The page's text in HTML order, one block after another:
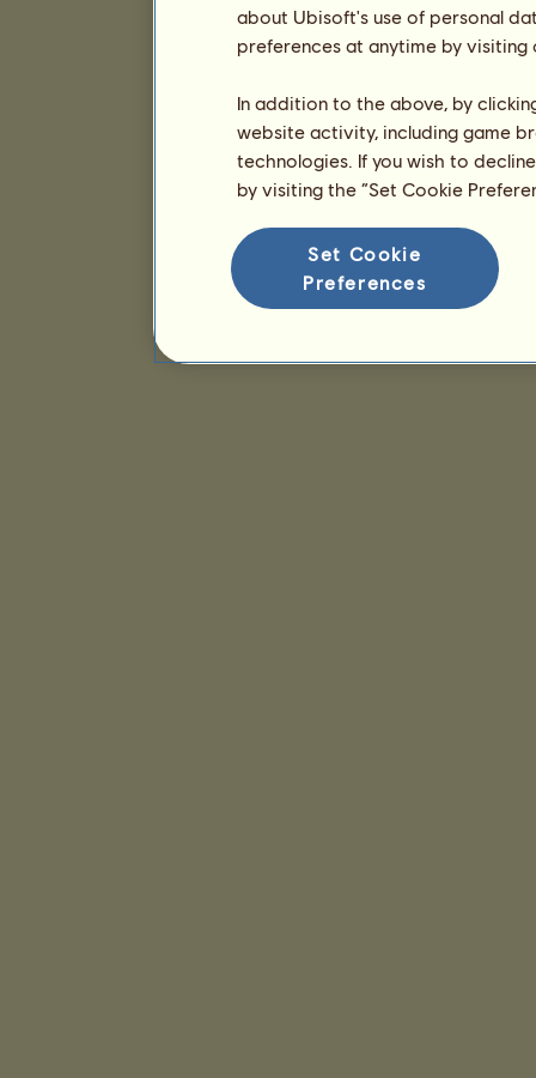
about Ubisoft's use of personal
preferences at anytime by
In addition to the above, by
website activity, including game
technologies. If you wish to
by visiting the “Set Cookie
Set Cookie
Preferences